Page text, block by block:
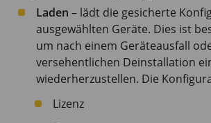
Laden – lädt die gesicherte
ausgewählten Geräte. Dies ist
um nach einem Geräteausfall
versehentlichen Deinstallation
wiederherzustellen. Die
Lizenz